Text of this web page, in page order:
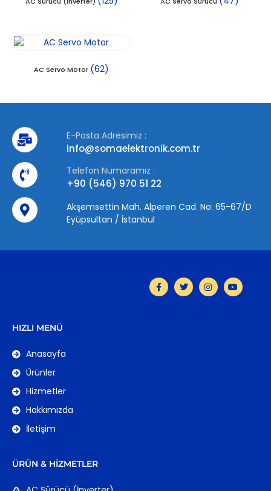
AC Servo Motor (62)
E-Posta Adresimiz :
info@somaelektronik.com.tr
Telefon Numaramız :
+90 (546) 970 51 22
Akşemsettin Mah. Alperen Cad. No: 65-67/D
Eyüpsultan / İstanbul
HIZLI MENÜ
Anasayfa
Ürünler
Hizmetler
Hakkımızda
İletişim
ÜRÜN & HIZMETLER